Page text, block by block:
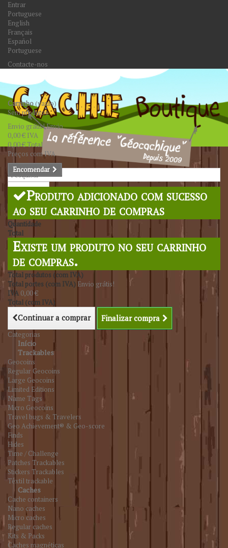
Entrar
Portuguese
English
Français
Español
Portuguese
Contacte-nos
Pesquisar
Carrinho(vazio)
Sem produtos
Envio grátis!Envio
0,00 € IVA
0,00 €Total
Preços com IVA
Encomendar
Produto adicionado com sucesso
ao seu carrinho de compras
Quantidade
Total
Existe um produto no seu carrinho
de compras.
Total produtos (com IVA)
Total portes (com IVA) Envio grátis!
IVA 0,00 €
Total (com IVA)
Continuar a comprar Finalizar compra
Categorias
Início
Trackables
Geocoins
Regular Geocoins
Large Geocoins
Limited Editions
Name Tags
Micro Geocoins
Travel bugs & Travelers
Geo Achievement® & Geo-score
Finds
Hides
Time / Challenge
Patches Trackables
Stickers Trackables
Têxtil trackable
Caches
Cache containers
Nano caches
Micro caches
Regular caches
Kits & Packs
Caches magnéticas